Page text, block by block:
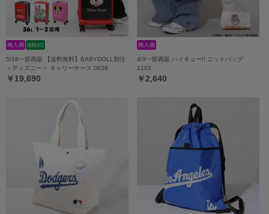
5/18一部再販 【送料無料】BABYDOLL別注
＜ディズニー＞ キャリーケース 0638
￥19,690
4/3一部再販 ハイキュー!! ニットバッグ
1103
￥2,640